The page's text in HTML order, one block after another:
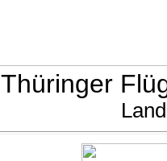
Thüringer